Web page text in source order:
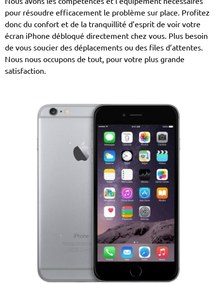
pour résoudre efficacement le problème sur place. Profitez
donc du confort et de la tranquillité d’esprit de voir votre
écran iPhone débloqué directement chez vous. Plus besoin
de vous soucier des déplacements ou des files d’attentes.
Nous nous occupons de tout, pour votre plus grande
satisfaction.